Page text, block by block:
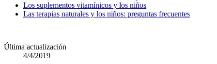
Los suplementos vitamínicos y los niños
Las terapias naturales y los niños: preguntas frecuentes
Última actualización
4/4/2019